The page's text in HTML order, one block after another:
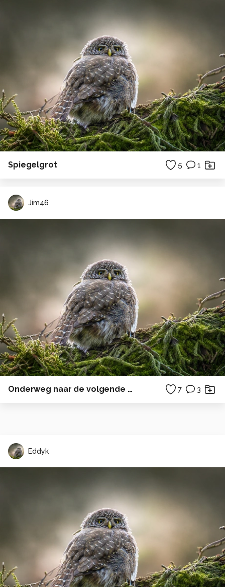
Spiegelgrot 5 1
Jim46
Onderweg naar de volgende bestemming. 7 3
Eddyk